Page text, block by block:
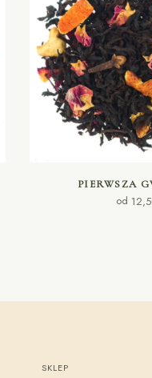
WYBIERZ
PIERWSZA
od
SKLEP